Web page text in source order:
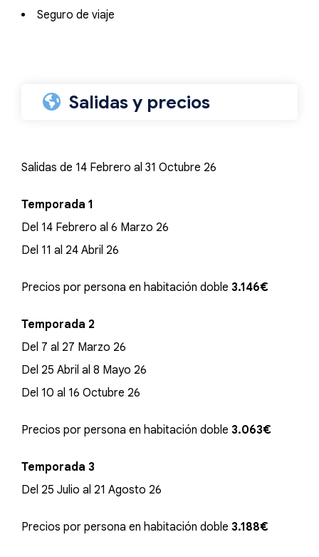
Seguro de viaje
Salidas y precios
Salidas de 14 Febrero al 31 Octubre 26
Temporada 1
Del 14 Febrero al 6 Marzo 26
Del 11 al 24 Abril 26
Precios por persona en habitación doble 3.146€
Temporada 2
Del 7 al 27 Marzo 26
Del 25 Abril al 8 Mayo 26
Del 10 al 16 Octubre 26
Precios por persona en habitación doble 3.063€
Temporada 3
Del 25 Julio al 21 Agosto 26
Precios por persona en habitación doble 3.188€